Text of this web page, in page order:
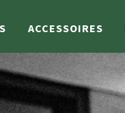
ACCESSOIRES